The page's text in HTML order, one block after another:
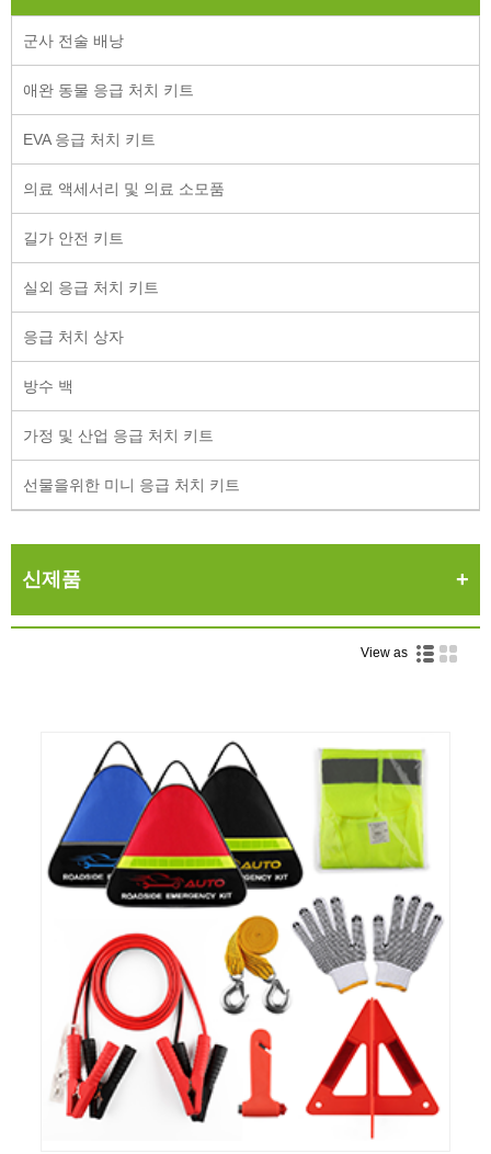
군사 전술 배낭
애완 동물 응급 처치 키트
EVA 응급 처치 키트
의료 액세서리 및 의료 소모품
길가 안전 키트
실외 응급 처치 키트
응급 처치 상자
방수 백
가정 및 산업 응급 처치 키트
선물을위한 미니 응급 처치 키트
신제품
View as